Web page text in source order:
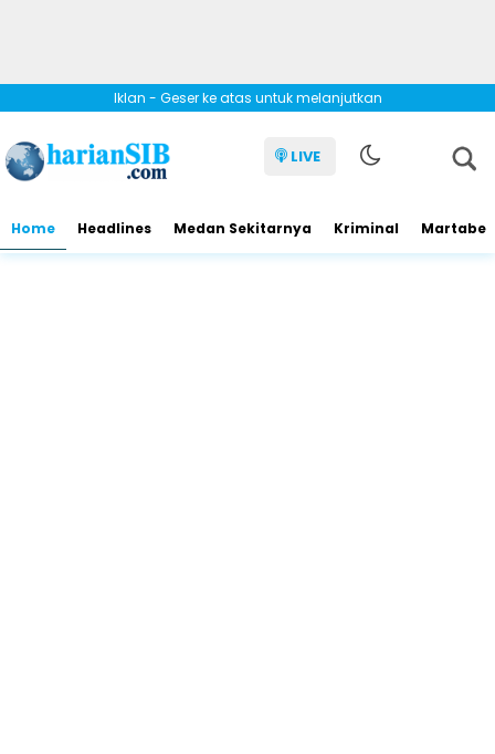
Iklan - Geser ke atas untuk melanjutkan
LIVE
Home Headlines Medan Sekitarnya Kriminal Martabe